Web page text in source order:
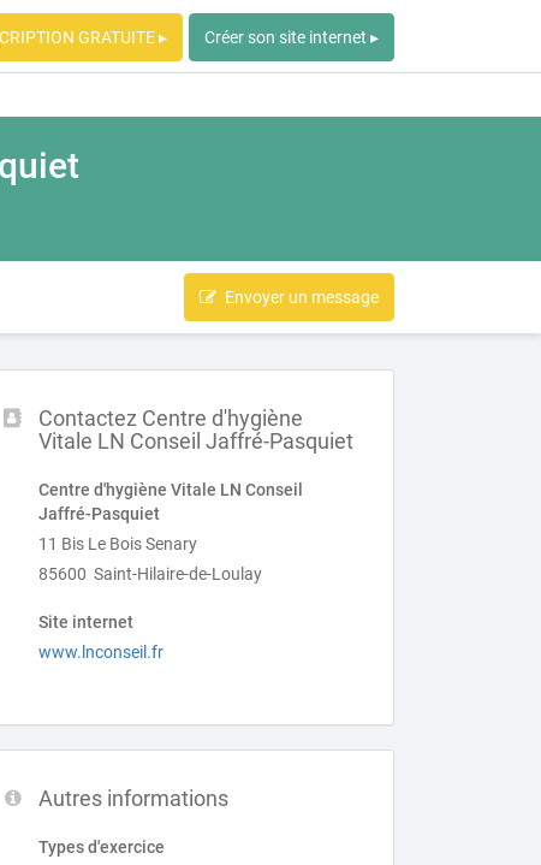
GRATUITE ▸ Créer son site internet ▸
Envoyer un message
Contactez Centre d'hygiène
Vitale LN Conseil Jaffré-Pasquiet
Centre d'hygiène Vitale LN Conseil
Jaffré-Pasquiet
11 Bis Le Bois Senary
85600 Saint-Hilaire-de-Loulay
Site internet
www.lnconseil.fr
Autres informations
Types d'exercice